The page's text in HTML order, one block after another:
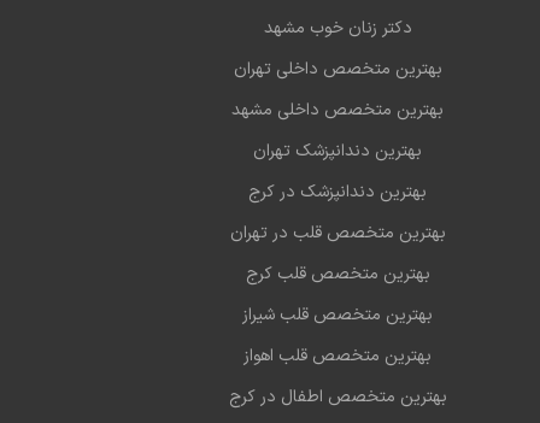
دکتر زنان خوب مشهد
بهترین متخصص داخلی تهران
بهترین متخصص داخلی مشهد
بهترین دندانپزشک تهران
بهترین دندانپزشک در کرج
بهترین متخصص قلب در تهران
بهترین متخصص قلب کرج
بهترین متخصص قلب شیراز
بهترین متخصص قلب اهواز
بهترین متخصص اطفال در کرج